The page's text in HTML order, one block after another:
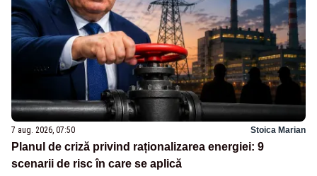
7 aug. 2026, 07:50 Stoica Marian
Planul de criză privind raționalizarea energiei: 9
scenarii de risc în care se aplică